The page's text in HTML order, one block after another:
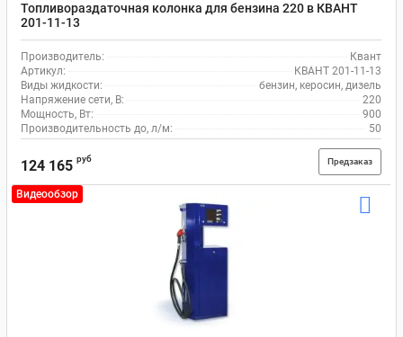
Топливораздаточная колонка для бензина 220 в КВАНТ
201-11-13
Производитель:
Квант
Артикул:
КВАНТ 201-11-13
Виды жидкости:
бензин, керосин, дизель
Напряжение сети, В:
220
Мощность, Вт:
900
Производительность до, л/м:
50
124 165 руб Предзаказ
Видеообзор